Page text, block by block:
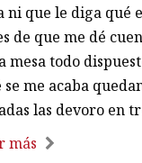
ni que le diga qué
de que me dé
mesa todo
se me acaba
las devoro en
más